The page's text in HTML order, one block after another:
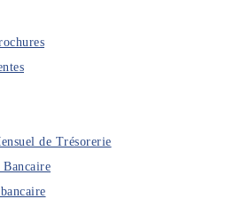
de Trésorerie